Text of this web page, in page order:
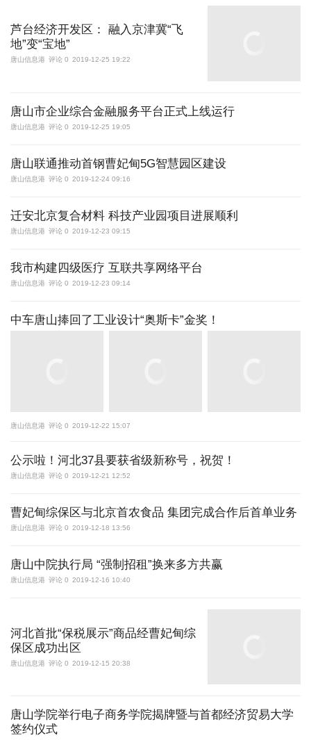
芦台经济开发区： 融入京津冀“飞
地”变“宝地”
唐山信息港 评论 0 2019-12-25 19:22
唐山市企业综合金融服务平台正式上线运行
唐山信息港 评论 0 2019-12-25 19:05
唐山联通推动首钢曹妃甸5G智慧园区建设
唐山信息港 评论 0 2019-12-24 09:16
迁安北京复合材料 科技产业园项目进展顺利
唐山信息港 评论 0 2019-12-23 09:15
我市构建四级医疗 互联共享网络平台
唐山信息港 评论 0 2019-12-23 09:14
中车唐山捧回了工业设计“奥斯卡”金奖！
唐山信息港 评论 0 2019-12-22 15:07
公示啦！河北37县要获省级新称号，祝贺！
唐山信息港 评论 0 2019-12-21 12:52
曹妃甸综保区与北京首农食品 集团完成合作后首单业务
唐山信息港 评论 0 2019-12-18 13:56
唐山中院执行局 “强制招租”换来多方共赢
唐山信息港 评论 0 2019-12-16 10:40
河北首批“保税展示”商品经曹妃甸综
保区成功出区
唐山信息港 评论 0 2019-12-15 20:38
唐山学院举行电子商务学院揭牌暨与首都经济贸易大学
签约仪式